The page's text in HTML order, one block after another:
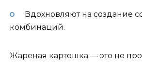
Вдохновляют на создание
комбинаций.
Жареная картошка — это не